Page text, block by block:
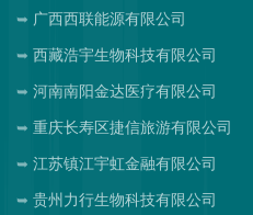
广西西联能源有限公司
西藏浩宇生物科技有限公司
河南南阳金达医疗有限公司
重庆长寿区捷信旅游有限公司
江苏镇江宇虹金融有限公司
贵州力行生物科技有限公司